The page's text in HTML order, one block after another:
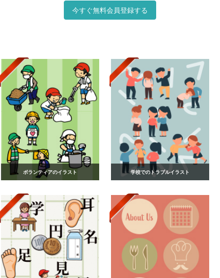
今すぐ無料会員登録する
ボランティアのイラスト 学校でのトラブルイラスト